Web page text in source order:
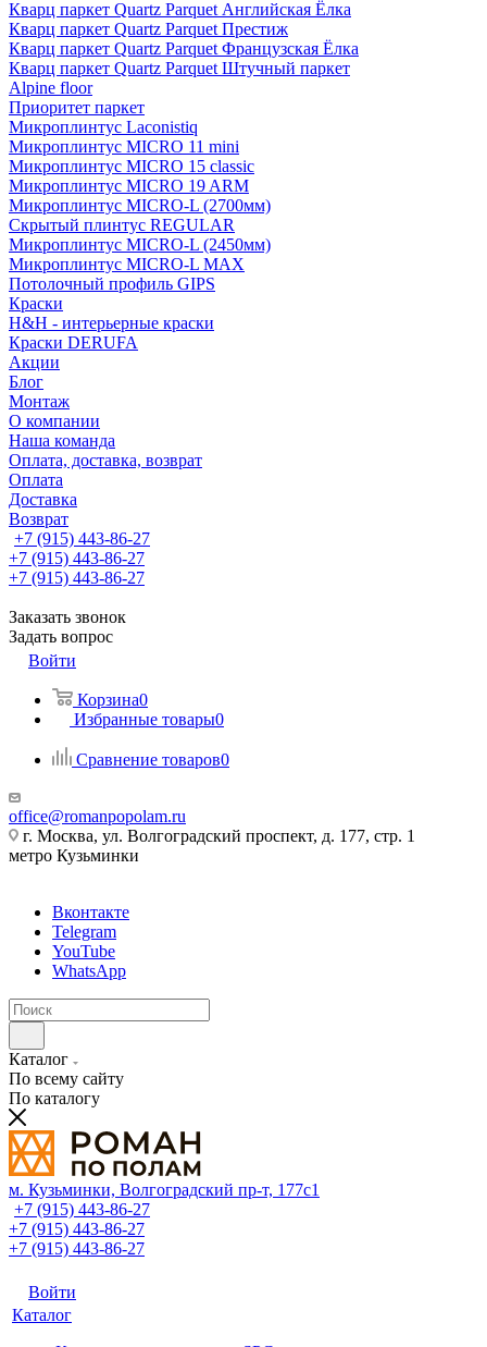
Кварц паркет Quartz Parquet Английская Ёлка
Кварц паркет Quartz Parquet Престиж
Кварц паркет Quartz Parquet Французская Ёлка
Кварц паркет Quartz Parquet Штучный паркет
Alpine floor
Приоритет паркет
Микроплинтус Laconistiq
Микроплинтус MICRO 11 mini
Микроплинтус MICRO 15 classic
Микроплинтус MICRO 19 ARM
Микроплинтус MICRO-L (2700мм)
Скрытый плинтус REGULAR
Микроплинтус MICRO-L (2450мм)
Микроплинтус MICRO-L MAX
Потолочный профиль GIPS
Краски
H&H - интерьерные краски
Краски DERUFA
Акции
Блог
Монтаж
О компании
Наша команда
Оплата, доставка, возврат
Оплата
Доставка
Возврат
+7 (915) 443-86-27
+7 (915) 443-86-27
+7 (915) 443-86-27
Заказать звонок
Задать вопрос
Войти
Корзина0
Избранные товары0
Сравнение товаров0
office@romanpopolam.ru
г. Москва, ул. Волгоградский проспект, д. 177, стр. 1
метро Кузьминки
Вконтакте
Telegram
YouTube
WhatsApp
Каталог
По всему сайту
По каталогу
м. Кузьминки, Волгоградский пр‑т, 177с1
+7 (915) 443-86-27
+7 (915) 443-86-27
+7 (915) 443-86-27
Войти
Каталог